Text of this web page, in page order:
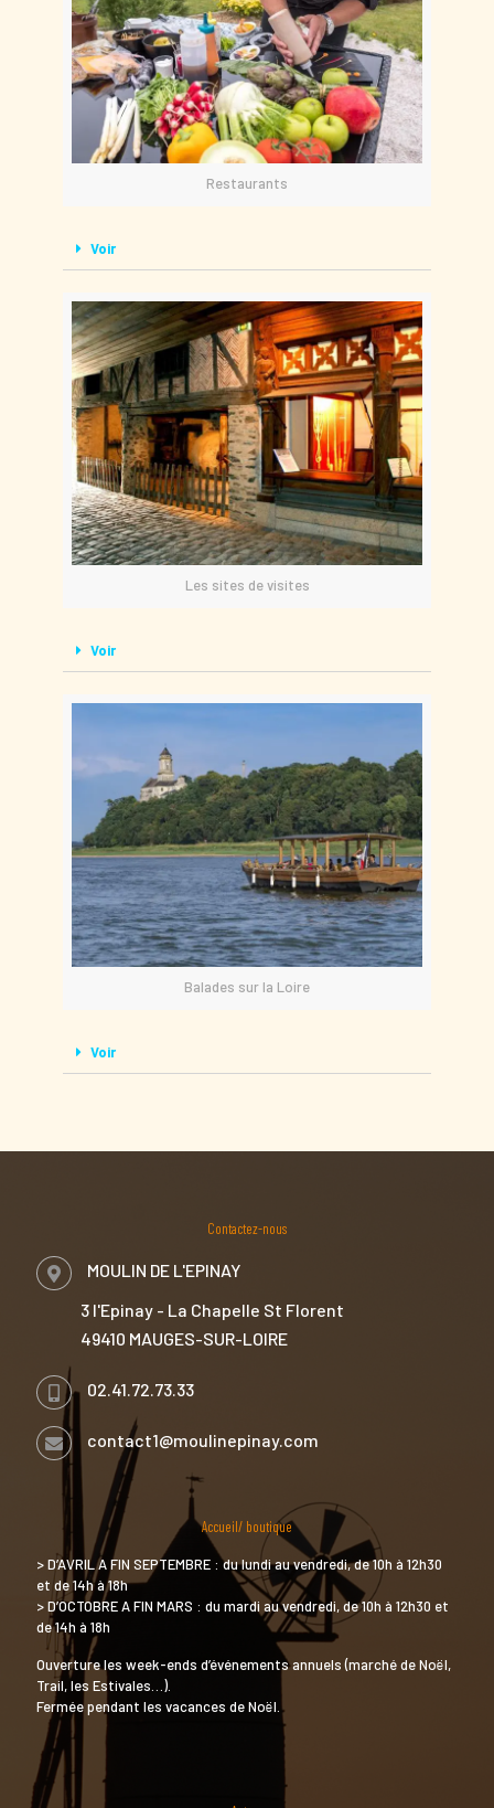
Restaurants
Voir
Les sites de visites
Voir
Balades sur la Loire
Voir
Contactez-nous
MOULIN DE L'EPINAY
3 l'Epinay - La Chapelle St Florent
49410 MAUGES-SUR-LOIRE
02.41.72.73.33
contact1@moulinepinay.com
Accueil/ boutique
> D’AVRIL A FIN SEPTEMBRE : du lundi au vendredi, de 10h à 12h30
et de 14h à 18h
> D’OCTOBRE A FIN MARS : du mardi au vendredi, de 10h à 12h30 et
de 14h à 18h
Ouverture les week-ends d’événements annuels (marché de Noël,
Trail, les Estivales…).
Fermée pendant les vacances de Noël.